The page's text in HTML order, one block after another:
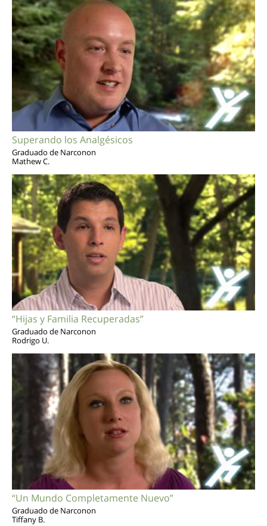
Superando los Analgésicos
Graduado de Narconon
Mathew C.
“Hijas y Familia Recuperadas”
Graduado de Narconon
Rodrigo U.
“Un Mundo Completamente Nuevo”
Graduado de Narconon
Tiffany B.